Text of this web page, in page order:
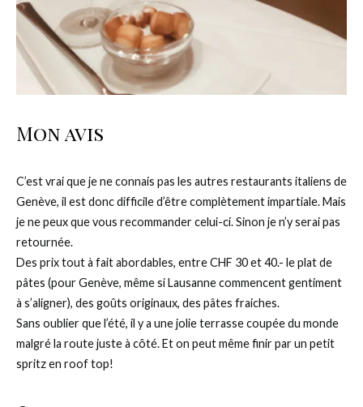
Mon avis
C’est vrai que je ne connais pas les autres restaurants italiens de
Genève, il est donc difficile d’être complètement impartiale. Mais
je ne peux que vous recommander celui-ci. Sinon je n’y serai pas
retournée.
Des prix tout à fait abordables, entre CHF 30 et 40.- le plat de
pâtes (pour Genève, même si Lausanne commencent gentiment
à s’aligner), des goûts originaux, des pâtes fraiches.
Sans oublier que l’été, il y a une jolie terrasse coupée du monde
malgré la route juste à côté. Et on peut même finir par un petit
spritz en roof top!